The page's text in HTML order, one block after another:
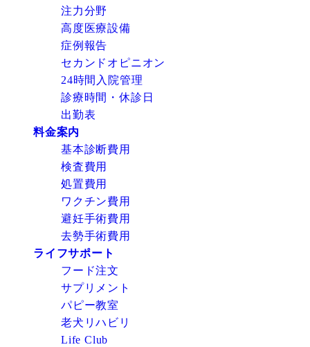
注力分野
高度医療設備
症例報告
セカンドオピニオン
24時間入院管理
診療時間・休診日
出勤表
料金案内
基本診断費用
検査費用
処置費用
ワクチン費用
避妊手術費用
去勢手術費用
ライフサポート
フード注文
サプリメント
パピー教室
老犬リハビリ
Life Club